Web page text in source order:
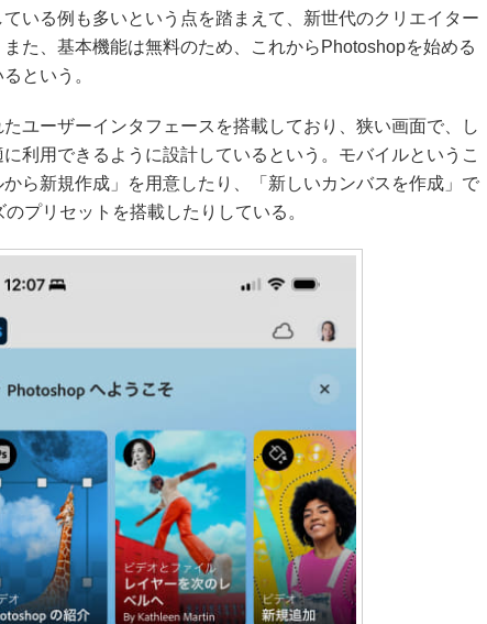
いる例も多いという点を踏まえて、新世代のクリエイター
た、基本機能は無料のため、これからPhotoshopを始める
という。
ユーザーインタフェースを搭載しており、狭い画面で、し
利用できるように設計しているという。モバイルというこ
ら新規作成」を用意したり、「新しいカンバスを作成」で
プリセットを搭載したりしている。